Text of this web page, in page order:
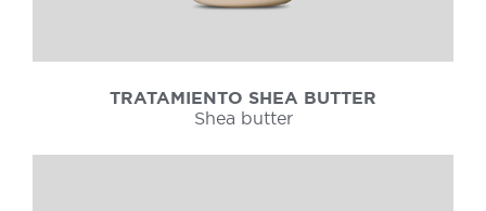
TRATAMIENTO SHEA BUTTER
Shea butter